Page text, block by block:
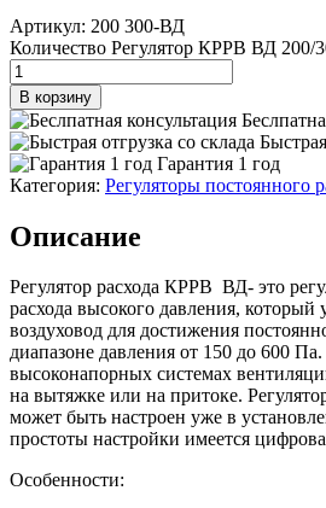
Артикул: 200 300-ВД
Количество Регулятор КРРВ ВД 200/
В корзину
Гарантия 1 год
Категория: Регуляторы постоянного
Описание
Регулятор расхода КРРВ ВД- это
расхода высокого давления, который
воздуховод для достижения
диапазоне давления от 150 до 600 Па.
высоконапорных системах
на вытяжке или на притоке.
может быть настроен уже в
простоты настройки имеется
Особенности: